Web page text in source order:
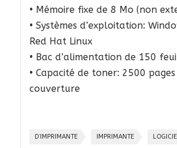
• Mémoire fixe de 8 Mo (non
• Systèmes d’exploitation:
Red Hat Linux
• Bac d’alimentation de 150
• Capacité de toner: 2500
couverture
D’IMPRIMANTE IMPRIMANTE